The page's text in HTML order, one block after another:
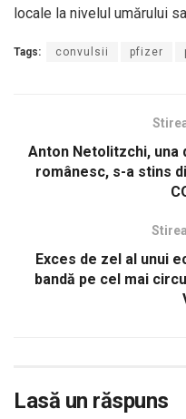
locale la nivelul umărului
Tags: convulsii pfizer
Anton Netolitzchi,
românesc, s-a stins
Exces de zel al unui
bandă pe cel mai
Lasă un răspuns